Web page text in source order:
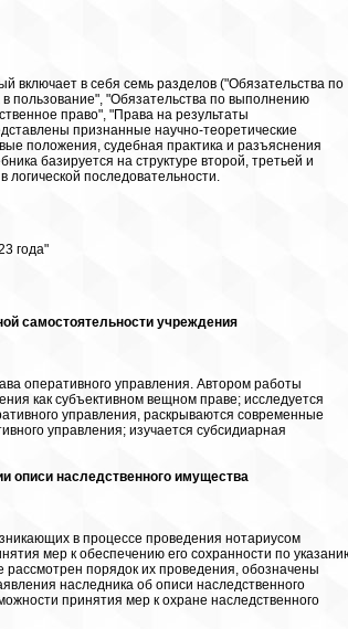
включает в себя семь разделов ("Обязательства по
пользование", "Обязательства по выполнению
право", "Права на результаты
признанные научно-теоретические
положения, судебная практика и разъяснения
базируется на структуре второй, третьей и
логической последовательности.
года"
самостоятельности учреждения
оперативного управления. Автором работы
как субъективном вещном праве; исследуется
управления, раскрываются современные
управления; изучается субсидиарная
описи наследственного имущества
в процессе проведения нотариусом
мер к обеспечению его сохранности по
порядок их проведения, обозначены
наследника об описи наследственного
принятия мер к охране наследственного